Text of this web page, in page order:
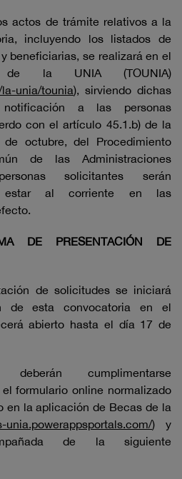
actos de trámite relativos a la
incluyendo los listados de
beneficiarias, se realizará en el
de la UNIA (TOUNIA)
unia/tounia), sirviendo dichas
a las personas
con el artículo 45.1.b) de la
octubre, del Procedimiento
de las Administraciones
solicitantes serán
estar al corriente en las
DE PRESENTACIÓN DE
de solicitudes se iniciará
de esta convocatoria en el
abierto hasta el día 17 de
cumplimentarse
formulario online normalizado
en la aplicación de Becas de la
unia.powerappsportals.com/) y
de la siguiente